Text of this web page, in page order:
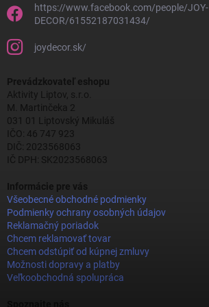
https://www.facebook.com/people/JOY-
DECOR/61552187031434/
joydecor.sk/
Prevádzkovateľ eshopu
Aktivity Liptov, s.r.o.
M. Martinčeka 2
031 01 Liptovský Mikuláš
IČO: 46 747 923
DIČ: 2023568063
IČ DPH: SK2023568063
Informácie pre vás
Všeobecné obchodné podmienky
Podmienky ochrany osobných údajov
Reklamačný poriadok
Chcem reklamovať tovar
Chcem odstúpiť od kúpnej zmluvy
Možnosti dopravy a platby
Veľkoobchodná spolupráca